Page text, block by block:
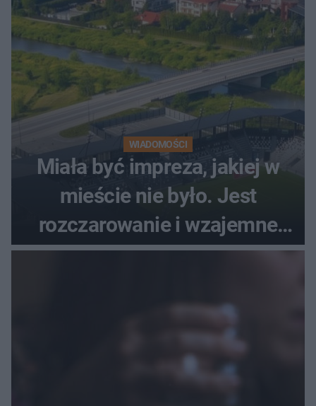
WIADOMOŚCI
Miała być impreza, jakiej w
mieście nie było. Jest
rozczarowanie i wzajemne
obwinianie. Dlaczego Peak